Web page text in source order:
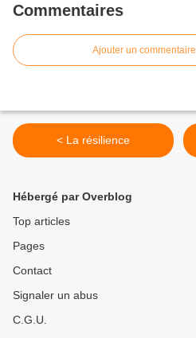
Commentaires
Ajouter un commentaire
< La résilience
Hébergé par Overblog
Top articles
Pages
Contact
Signaler un abus
C.G.U.